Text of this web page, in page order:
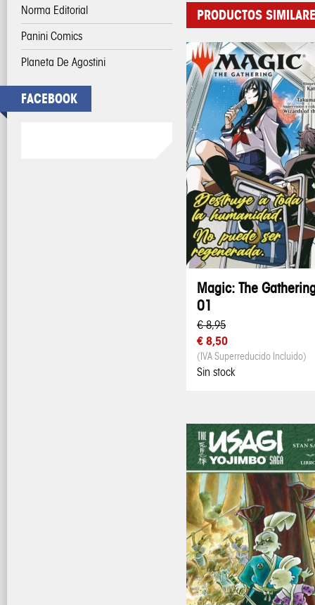
Norma Editorial
Panini Comics
Planeta De Agostini
FACEBOOK
PRODUCTOS
Magic: The
01
€ 8,95
€ 8,50
(IVA Superreducido Incluido)
Sin stock